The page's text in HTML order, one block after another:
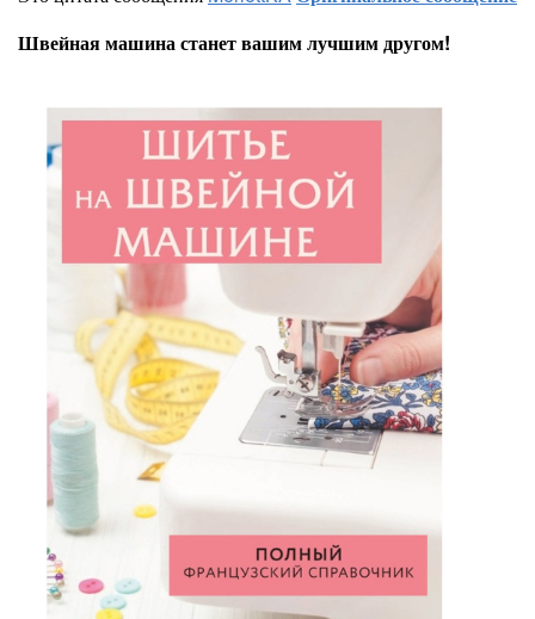
Швейная машина станет вашим лучшим другом!